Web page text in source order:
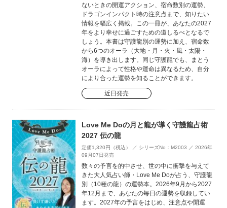
ないときの開運アクション、宿命数別の運勢、
ドラゴンインパクト時の注意点まで、知りたい
情報を幅広く掲載。この一冊が、あなたの2027
年をより幸せに過ごすための道しるべとなるで
しょう。本書は守護龍別の運勢に加え、宿命数
から6つのオーラ（大地・月・火・風・太陽・
海）を導き出します。同じ守護龍でも、まとう
オーラによって性格や運命は異なるため、自分
により合った運勢を知ることができます。
近日発売
Love Me Doの月と龍が導く守護龍占術
2027 伝の龍
定価1,320円（税込） ／ シリーズNo：M2003 ／ 2026年
09月07日発売
数々の予言を的中させ、世の中に衝撃を与えて
きた大人気占い師・Love Me Doが占う、守護龍
別（10種の龍）の運勢本。2026年9月から2027
年12月まで、あなたの毎日の運勢を収録してい
ます。2027年の予言をはじめ、注意点や開運